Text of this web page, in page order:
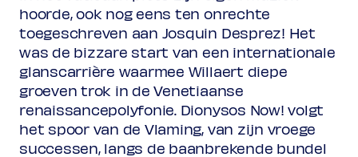
hoorde, ook nog eens ten onrechte
toegeschreven aan Josquin Desprez! Het
was de bizzare start van een internationale
glanscarrière waarmee Willaert diepe
groeven trok in de Venetiaanse
renaissancepolyfonie. Dionysos Now! volgt
het spoor van de Vlaming, van zijn vroege
successen, langs de baanbrekende bundel
(excl. transactiekosten)